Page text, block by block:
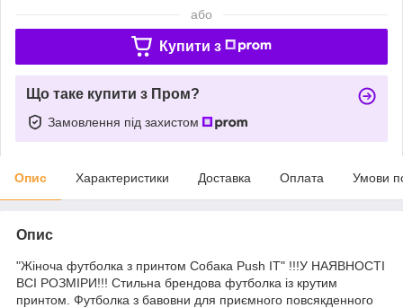
або
Купити з
Що таке купити з Пром?
Замовлення під захистом
Опис Характеристики Доставка Оплата Умови
Опис
"Жіноча футболка з принтом Собака Push IT" !!!У НАЯВНОСТІ
ВСІ РОЗМІРИ!!! Стильна брендова футболка із крутим
принтом. Футболка з бавовни для приємного повсякденного